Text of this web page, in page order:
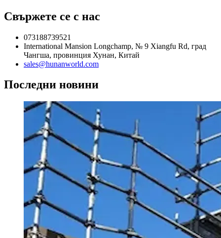
Свържете се с нас
073188739521
International Mansion Longchamp, № 9 Xiangfu Rd, град
Чангша, провинция Хунан, Китай
sales@hunanworld.com
Последни новини